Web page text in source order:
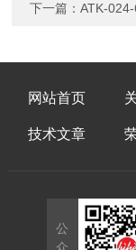
下一篇：ATK-
网站首页
技术文章
公
众